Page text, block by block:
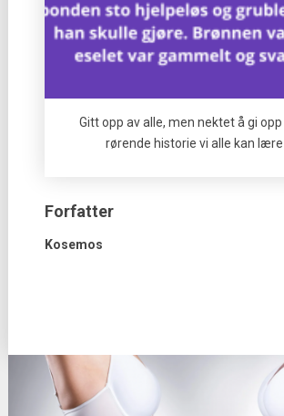
Gitt opp av alle, men nektet å gi opp
rørende historie vi alle kan lære
Forfatter
Kosemos